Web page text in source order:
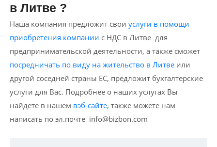
в Литве ?
Наша компания предложит свои услуги в помощи
приобретения компании с НДС в Литве для
предпринимательской деятельности, а также сможет
посредничать по виду на жительство в Литве или
другой соседней страны ЕС, предложит бухгалтерские
услуги для Вас. Подробнее о наших услугах Вы
найдете в нашем вэб-сайте, также можете нам
написать по эл.почте info@bizbon.com